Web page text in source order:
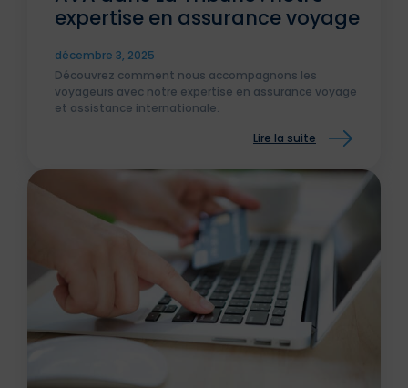
expertise en assurance voyage
décembre 3, 2025
Découvrez comment nous accompagnons les
voyageurs avec notre expertise en assurance voyage
et assistance internationale.
Lire la suite